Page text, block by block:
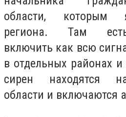
области, которым
региона. Там
включить как всю
в отдельных районах
сирен находятся
области и включаются